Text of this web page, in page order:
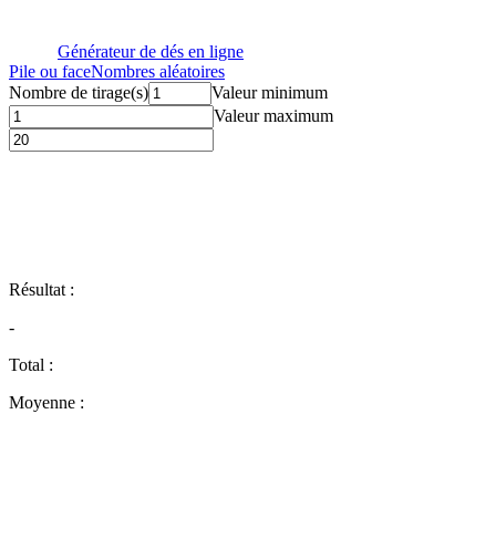
Générateur de dés en ligne
Pile ou faceNombres aléatoires
Nombre de tirage(s)
Valeur minimum
Valeur maximum
Résultat :
-
Total :
Moyenne :